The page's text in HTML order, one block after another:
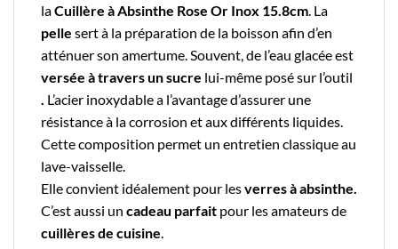
laCuillère à Absinthe Rose Or Inox 15.8cm . La
pelle sert à la préparation de la boisson afin d’en
atténuer son amertume. Souvent, de l’eau glacée est
versée à travers unsucre lui-même posé sur l’outil
L’acier inoxydablea l’avantage d’assurer une
résistance à la corrosion et aux différents liquides.
Cette composition permet un entretien classique au
lave-vaisselle.
Elle convient idéalement pour lesverres à absinthe.
C’est aussi un cadeau parfait pour les amateurs de
cuillères de cuisine